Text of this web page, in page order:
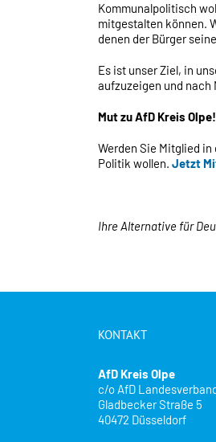
Kommunalpolitisch
mitgestalten können.
denen der Bürger
Es ist unser Ziel, in
aufzuzeigen und
Mut zu AfD Kreis Olpe!
Werden Sie Mitglied
Politik wollen. Jetzt
Ihre Alternative für
KONTAKT
AfD Kreis Olpe
c/o AfD
Gladbecker Straße 5
40472 Düsseldorf